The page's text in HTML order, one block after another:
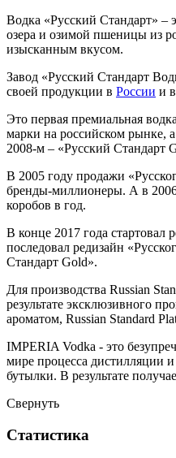
Водка «Русский Стандарт» –
озера и озимой пшеницы из
изысканным вкусом.
Завод «Русский Стандарт
своей продукции в России и
Это первая премиальная
марки на российском рынке,
2008-м – «Русский Стандарт
В 2005 году продажи
бренды-миллионеры. А в
коробов в год.
В конце 2017 года
последовал редизайн
Стандарт Gold».
Для производства Russian
результате эксклюзивного
ароматом, Russian Standard
IMPERIA Vodka - это
мире процесса дистилляции
бутылки. В результате
Свернуть
Статистика